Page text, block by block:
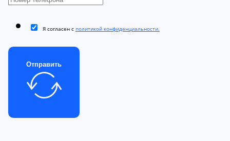
Я согласен с политикой конфиденциальности.
Отправить